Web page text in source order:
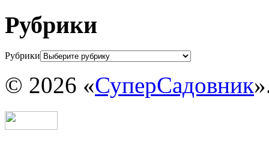
Рубрики
Рубрики
© 2026 «СуперСадовник